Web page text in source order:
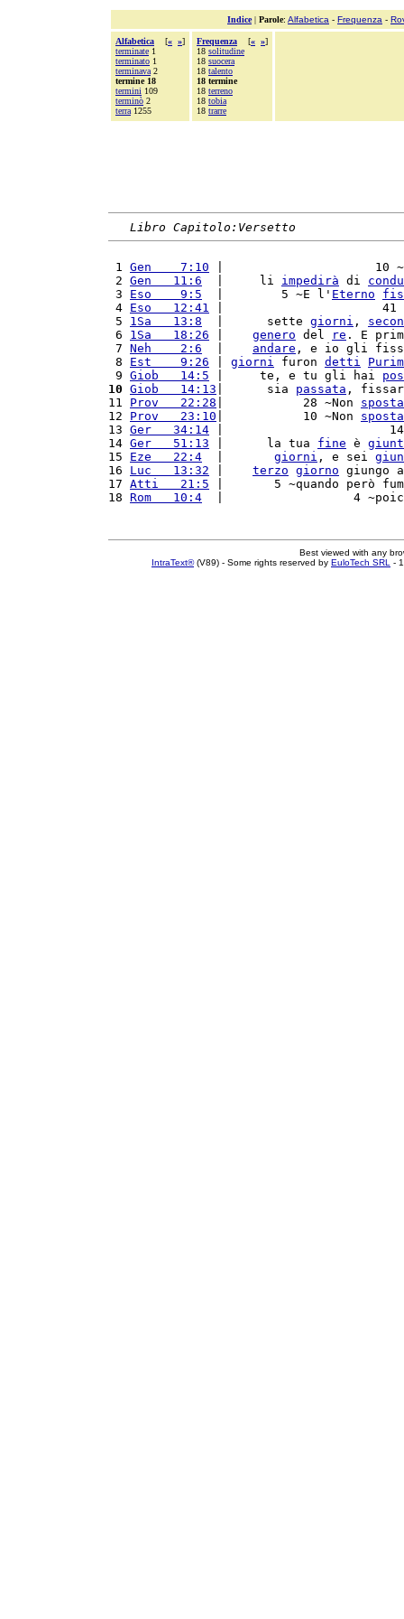
Indice| Parole: Alfabetica - Frequenza -
Alfabetica [« »]
terminate 1
terminato 1
terminava 2
termine 18
termini 109
terminò 2
terra 1255
Frequenza [« »]
18 solitudine
18 suocera
18 talento
18 termine
18 terreno
18 tobia
18 trarre
Libro Capitolo:Versetto
1 Gen    7:10 |                     10
2 Gen   11:6
  |     li
impedirà di
3 Eso    9:5
  |        5 ~E l'
Eterno
4 Eso   12:41 |                      41
5 1Sa   13:8
  |      sette
giorni ,
6 1Sa   18:26 genero del re . E
7 Neh    2:6 andare , e io gli
8 Est    9:26 giorni furon detti
Purim
9 Giob   14:5 |     te, e tu gli hai
10 Giob   14:13 |      sia passata ,
11 Prov   22:28 |           28 ~Non
12 Prov   23:10 |           10 ~Non
13 Ger   34:14 |                       14
14 Ger   51:13 |      la tua fine è
15 Eze   22:4 giorni , e sei
16 Luc   13:32 terzo giorno giungo
17 Atti   21:5 |       5 ~quando però
18 Rom   10:4
|                  4
Best viewed with any
IntraText®(V89) - Some rights reserved by EuloTech SRL -